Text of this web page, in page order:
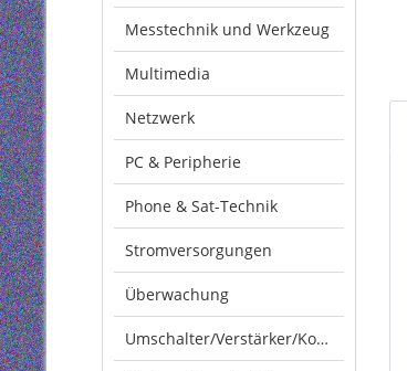
Messtechnik und Werkzeug
Multimedia
Netzwerk
PC & Peripherie
Phone & Sat-Technik
Stromversorgungen
Überwachung
Umschalter/Verstärker/Konverter